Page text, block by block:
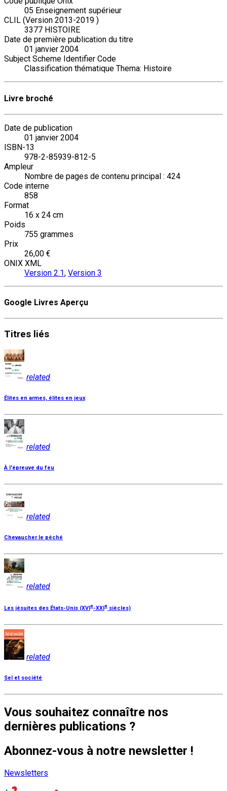
05 Enseignement supérieur
CLIL (Version 2013-2019 )
3377 HISTOIRE
Date de première publication du titre
01 janvier 2004
Subject Scheme Identifier Code
Classification thématique Thema: Histoire
Livre broché
Date de publication
01 janvier 2004
ISBN-13
978-2-85939-812-5
Ampleur
Nombre de pages de contenu principal : 424
Code interne
858
Format
16 x 24 cm
Poids
755 grammes
Prix
26,00 €
ONIX XML
Version 2.1, Version 3
Google Livres Aperçu
Titres liés
related
Élites en armes, élites en jeux
related
À l'épreuve du feu
related
Chevaucher le péché
related
Les jésuites des États-Unis (XVI e-XXI e siècles)
related
Sel et société
Vous souhaitez connaître nos
dernières publications ?
Abonnez-vous à notre newsletter !
Newsletters